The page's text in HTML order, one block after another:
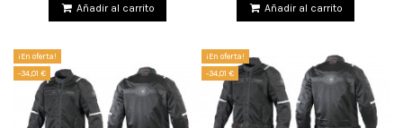
Añadir al carrito Añadir al carrito
¡En oferta!
-34,01 €
¡En oferta!
-34,01 €